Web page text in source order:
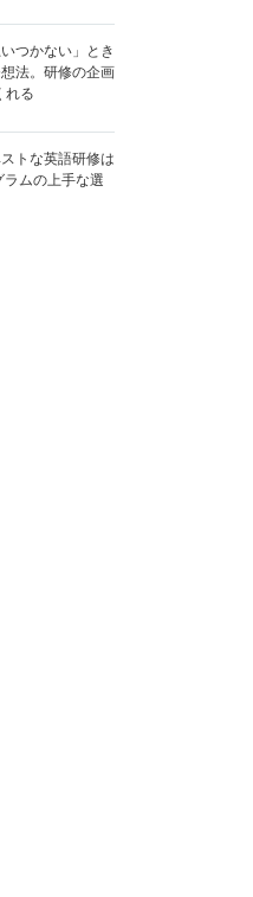
つかない」とき
法。研修の企画
れる
トな英語研修は
ラムの上手な選